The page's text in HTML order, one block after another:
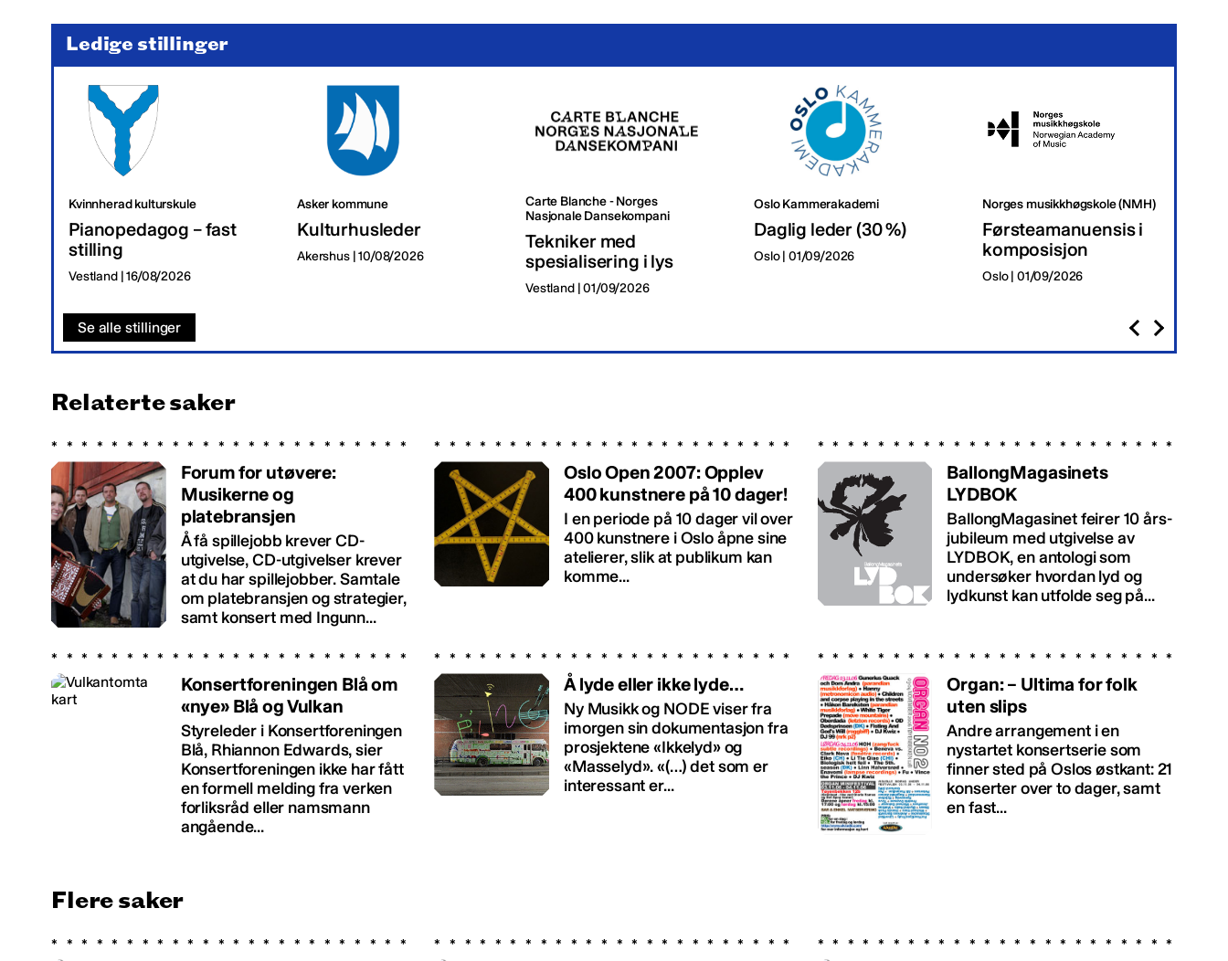
Ledige stillinger
Kvinnherad kulturskule
Pianopedagog – fast
stilling
Vestland | 16/08/2026
Asker kommune
Kulturhusleder
Akershus | 10/08/2026
Carte Blanche - Norges
Nasjonale Dansekompani
Tekniker med
spesialisering i lys
Vestland | 01/09/2026
Oslo Kammerakademi
Daglig leder (30 %)
Oslo | 01/09/2026
Norges musikkhøgskole (NMH)
Førsteamanuensis i
komposisjon
Oslo | 01/09/2026
Se alle stillinger
Relaterte saker
Forum for utøvere:
Musikerne og
platebransjen
Å få spillejobb krever CD-
utgivelse, CD-utgivelser krever
at du har spillejobber. Samtale
om platebransjen og strategier,
samt konsert med Ingunn...
Oslo Open 2007: Opplev
400 kunstnere på 10 dager!
I en periode på 10 dager vil over
400 kunstnere i Oslo åpne sine
atelierer, slik at publikum kan
komme...
BallongMagasinets
LYDBOK
BallongMagasinet feirer 10 års-
jubileum med utgivelse av
LYDBOK, en antologi som
undersøker hvordan lyd og
lydkunst kan utfolde seg på...
Konsertforeningen Blå om
«nye» Blå og Vulkan
Styreleder i Konsertforeningen
Blå, Rhiannon Edwards, sier
Konsertforeningen ikke har fått
en formell melding fra verken
forliksråd eller namsmann
angående...
Å lyde eller ikke lyde…
Ny Musikk og NODE viser fra
imorgen sin dokumentasjon fra
prosjektene «Ikkelyd» og
«Masselyd». «(…) det som er
interessant er...
Organ: – Ultima for folk
uten slips
Andre arrangement i en
nystartet konsertserie som
finner sted på Oslos østkant: 21
konserter over to dager, samt
en fast...
Flere saker